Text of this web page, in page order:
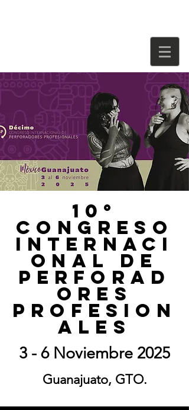
10°
Congreso
Internaci
onal de
Perforad
ores
Profesion
ales
3 - 6 Noviembre 2025
Guanajuato, GTO.